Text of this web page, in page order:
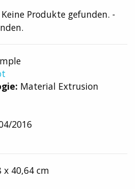
Keine Produkte gefunden. -
Material Extrusion
2016
x 40,64 cm